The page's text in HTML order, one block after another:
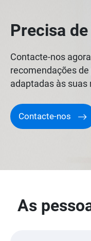
Precisa
Contacte-nos
recomendações
adaptadas às suas
Contacte-nos
As